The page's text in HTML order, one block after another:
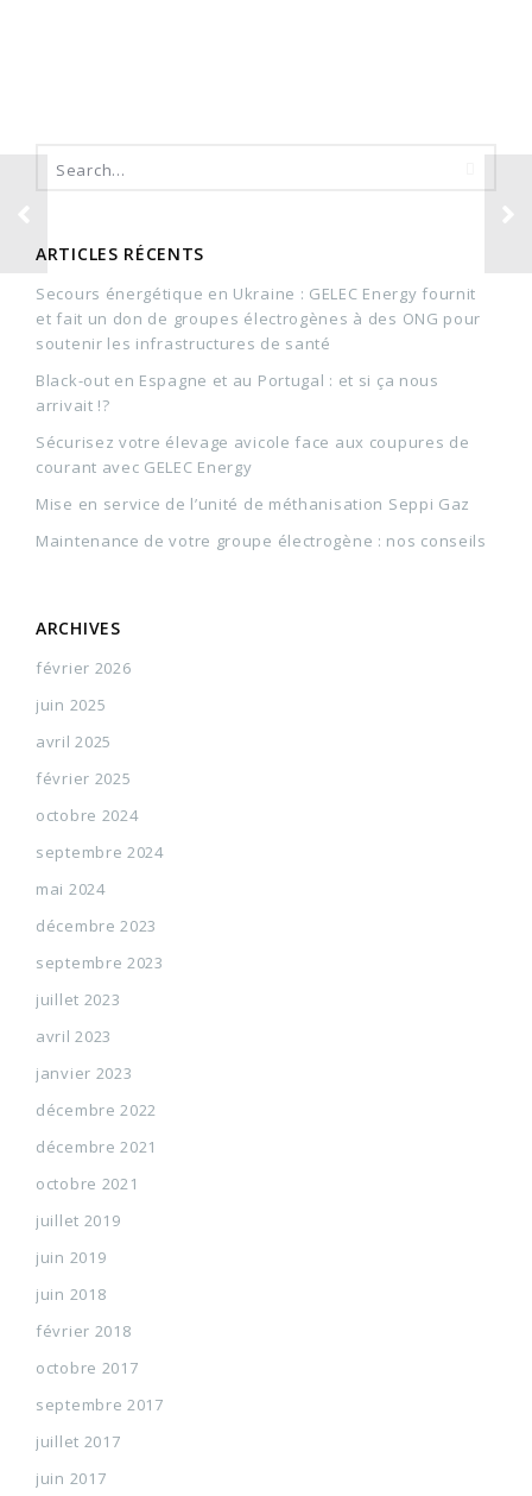
ARTICLES RÉCENTS
Secours énergétique en Ukraine : GELEC Energy fournit
et fait un don de groupes électrogènes à des ONG pour
soutenir les infrastructures de santé
Black-out en Espagne et au Portugal : et si ça nous
arrivait !?
Sécurisez votre élevage avicole face aux coupures de
courant avec GELEC Energy
Mise en service de l’unité de méthanisation Seppi Gaz
Maintenance de votre groupe électrogène : nos conseils
ARCHIVES
février 2026
juin 2025
avril 2025
février 2025
octobre 2024
septembre 2024
mai 2024
décembre 2023
septembre 2023
juillet 2023
avril 2023
janvier 2023
décembre 2022
décembre 2021
octobre 2021
juillet 2019
juin 2019
juin 2018
février 2018
octobre 2017
septembre 2017
juillet 2017
juin 2017